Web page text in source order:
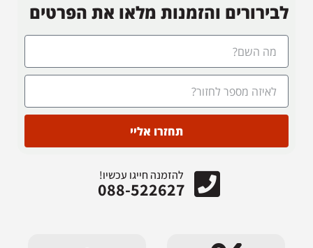
לבירורים והזמנות מלאו את הפרטים
תחזרו אליי
להזמנה חייגו עכשיו!
088-522627